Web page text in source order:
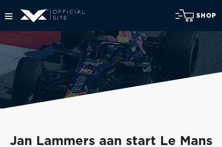
SHOP
Jan Lammers aan start Le Mans